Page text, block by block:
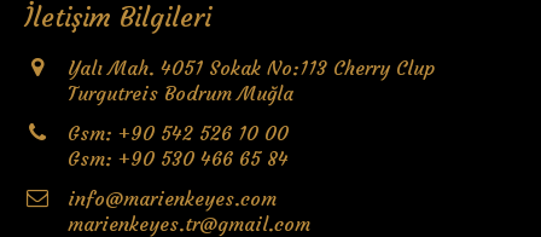
İletişim Bilgileri
Yalı Mah. 4051 Sokak No:113 Cherry Clup
Turgutreis Bodrum Muğla
Gsm: +90 542 526 10 00
Gsm: +90 530 466 65 84
info@marienkeyes.com
marienkeyes.tr@gmail.com